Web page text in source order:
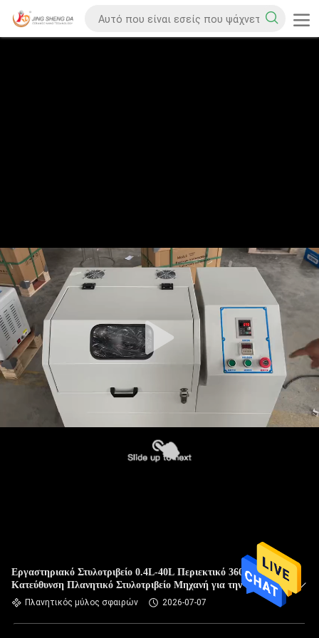
Εργαστηριακό Στυλοτριβείο 0.4L-40L Περιεκτικό 360 μοίρες
Κατεύθυνση Πλανητικό Στυλοτριβείο Μηχανή για την ακριβή
σκόνη άλεσης
Πλανητικός μύλος σφαιρών 2026-07-07